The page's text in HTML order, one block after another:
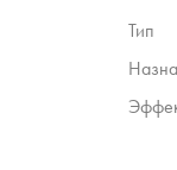
Тип